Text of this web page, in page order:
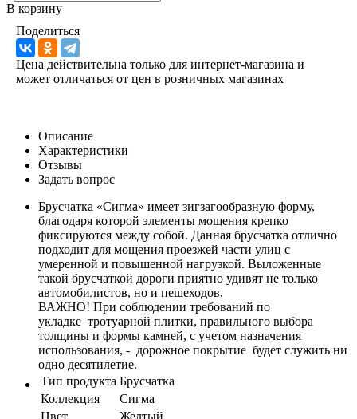
В корзину
Поделиться
Цена действительна только для интернет-магазина и
может отличаться от цен в розничных магазинах
Описание
Характеристики
Отзывы
Задать вопрос
Брусчатка «Сигма» имеет зигзагообразную форму,
благодаря которой элементы мощения крепко
фиксируются между собой. Данная брусчатка отлично
подходит для мощения проезжей части улиц с
умеренной и повышенной нагрузкой. Выложенные
такой брусчаткой дороги приятно удивят не только
автомобилистов, но и пешеходов.
ВАЖНО! При соблюдении требований по
укладке тротуарной плитки, правильного выбора
толщины и формы камней, с учетом назначения
использования, - дорожное покрытие будет служить ни
одно десятилетие.
Тип продукта Брусчатка
Коллекция
Сигма
Цвет
Желтый